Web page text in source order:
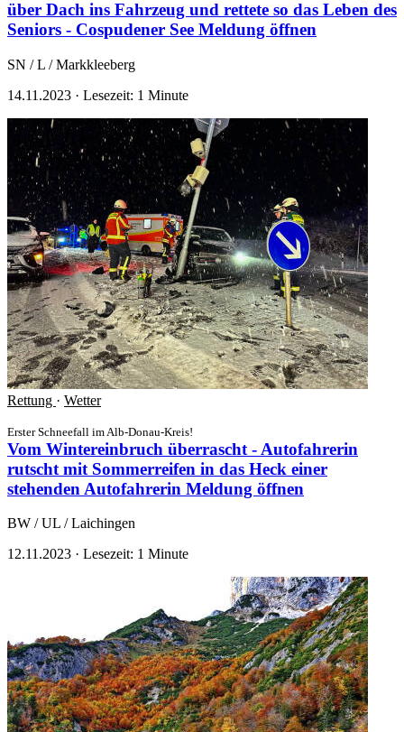
über Dach ins Fahrzeug und rettete so das Leben des
Seniors - Cospudener See Meldung öffnen
SN / L / Markkleeberg
14.11.2023 · Lesezeit: 1 Minute
Rettung · Wetter
Erster Schneefall im Alb-Donau-Kreis!
Vom Wintereinbruch überrascht - Autofahrerin
rutscht mit Sommerreifen in das Heck einer
stehenden Autofahrerin Meldung öffnen
BW / UL / Laichingen
12.11.2023 · Lesezeit: 1 Minute